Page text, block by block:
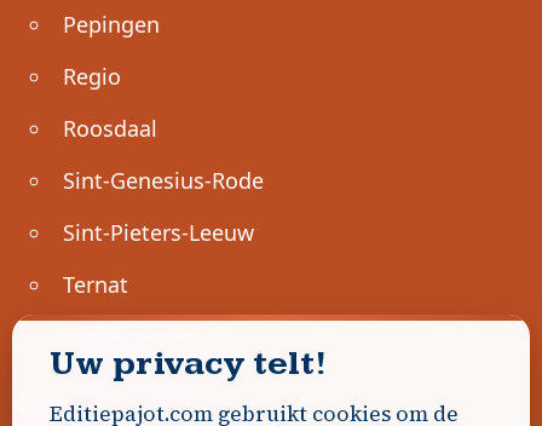
Pepingen
Regio
Roosdaal
Sint-Genesius-Rode
Sint-Pieters-Leeuw
Ternat
Geen advertenties gevonden.
Uw privacy telt!
Editiepajot.com gebruikt cookies om de